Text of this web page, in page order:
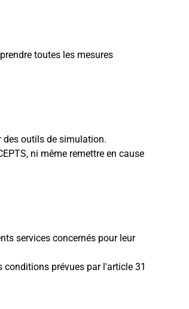
toutes les mesures
des outils de simulation.
ni même remettre en cause
services concernés pour leur
prévues par l'article 31